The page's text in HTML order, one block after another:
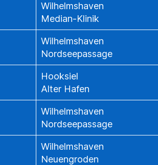
Wilhelmshaven
Median-Klinik
Wilhelmshaven
Nordseepassage
Hooksiel
Alter Hafen
Wilhelmshaven
Nordseepassage
Wilhelmshaven
Neuengroden